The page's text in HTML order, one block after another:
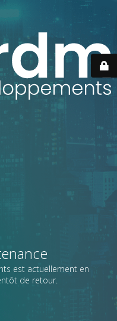
est actuellement en
de retour.